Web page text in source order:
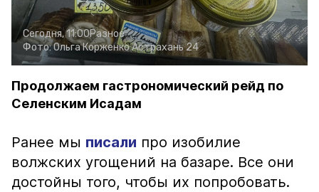
Сегодня, 11:00Разное
Фото:Ольга КорженкоАстрахань 24
Продолжаем гастрономический рейд по
Селенским Исадам
Ранее мы писали про изобилие
волжских угощений на базаре. Все они
достойны того, чтобы их попробовать.